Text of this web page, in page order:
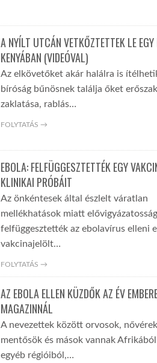
A NYÍLT UTCÁN VETKŐZTETTEK LE EGY
KENYÁBAN (VIDEÓVAL)
Az elkövetőket akár halálra is
bíróság bűnösnek találja őket
zaklatása, rablás…
FOLYTATÁS →
EBOLA: FELFÜGGESZTETTÉK EGY
KLINIKAI PRÓBÁIT
Az önkéntesek által észlelt váratlan
mellékhatások miatt
felfüggesztették az ebolavírus elleni
vakcinajelölt…
FOLYTATÁS →
AZ EBOLA ELLEN KÜZDŐK AZ ÉV
MAGAZINNÁL
A nevezettek között orvosok,
mentősök és mások vannak
egyéb régióiból,…